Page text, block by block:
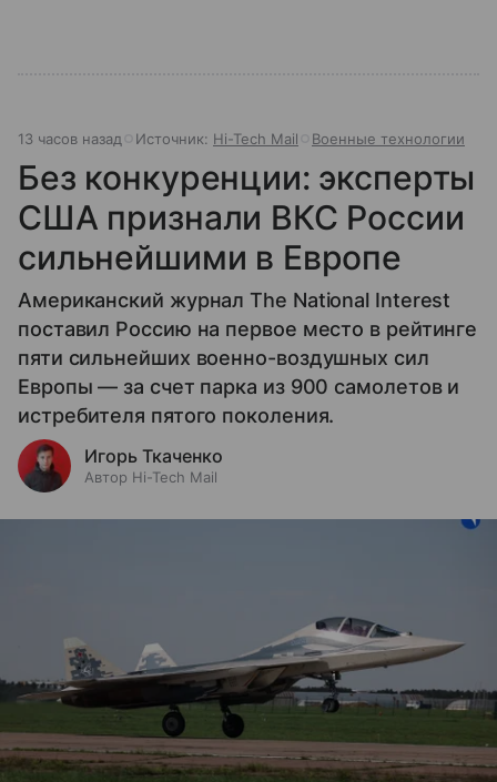
13 часов назад Источник: Hi-Tech Mail Военные технологии
Без конкуренции: эксперты
США признали ВКС России
сильнейшими в Европе
Американский журнал The National Interest
поставил Россию на первое место в рейтинге
пяти сильнейших военно-воздушных сил
Европы — за счет парка из 900 самолетов и
истребителя пятого поколения.
Игорь Ткаченко
Автор Hi-Tech Mail